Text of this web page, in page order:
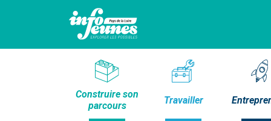
Construire son
parcours
Travailler